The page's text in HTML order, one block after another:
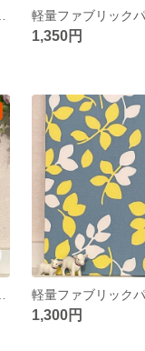
1,350円
1,300円